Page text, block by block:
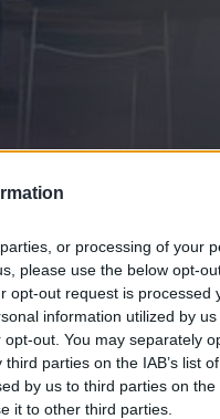
or processing of your
please use the below opt-
opt-out request is processed
information utilized by
out. You may separately
parties on the IAB’s list
by us to third parties on the
it to other third parties.